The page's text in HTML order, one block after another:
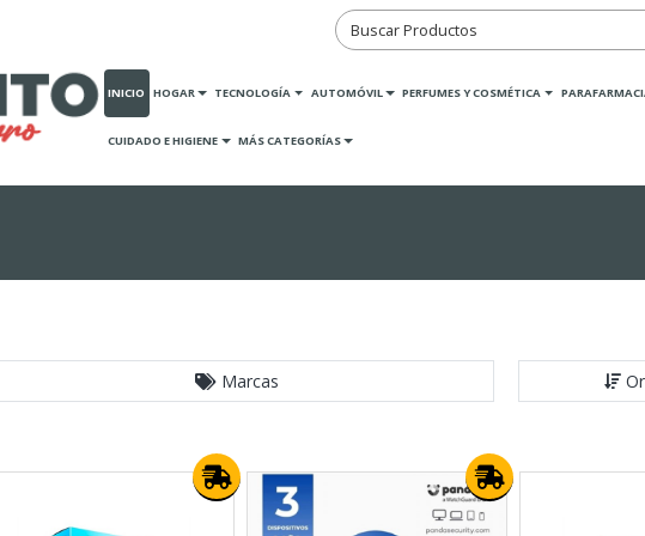
INICIO HOGAR TECNOLOGÍA AUTOMÓVIL PERFUMES Y COSMÉTICA
CUIDADO E HIGIENE MÁS CATEGORÍAS
Marcas